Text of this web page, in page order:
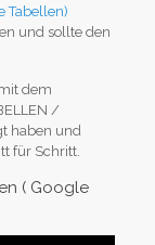
Tabellen)
und sollte den
dem
/
haben und
für Schritt.
( Google